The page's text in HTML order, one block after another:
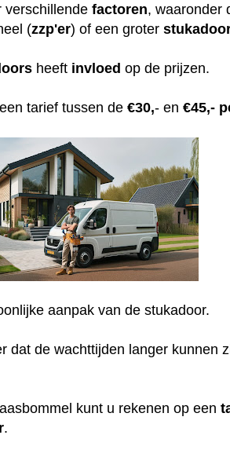
verschillendefactoren, waaronder
(zzp'er) of een groter
heeft invloed op de prijzen.
tarief tussen de€30,- en€45,-
aanpak van de stukadoor.
dat de wachttijden langer kunnen
kunt u rekenen op een
.